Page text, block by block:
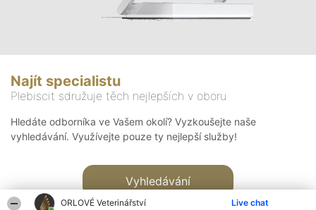
ORLOVÉ Veterinářství Live chat
Najít specialistu
Plebiscit sdružuje těch nejlepších v oboru
Hledáte odborníka ve Vašem okolí? Vyzkoušejte naše
vyhledávání. Využívejte pouze ty nejlepší služby!
Vyhledávání